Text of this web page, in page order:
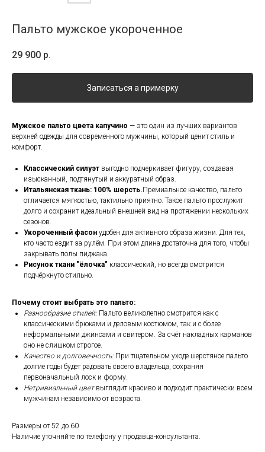
Пальто мужское укороченное
29 900 р.
Записаться а примерку
Мужское пальто цвета капучино — это один из лучших вариантов
верхней одежды для современного мужчины, который ценит стиль и
комфорт.
Классический силуэт выгодно подчеркивает фигуру, создавая
изысканный, подтянутый и аккуратный образ.
Итальянская ткань: 100% шерсть.Премиальное качество, пальто
отличается мягкостью, тактильно приятно. Такое пальто прослужит
долго и сохранит идеальный внешней вид на протяжении нескольких
сезонов.
Укороченный фасон удобен для активного образа жизни. Для тех,
кто часто ездит за рулём. При этом длина достаточна для того, чтобы
закрывать полы пиджака.
Рисунок ткани "ёлочка" классический, но всегда смотрится
подчёркнуто стильно.
Почему стоит выбрать это пальто:
Разнообразие стилей: Пальто великолепно смотрится как с
классическими брюками и деловым костюмом, так и с более
неформальными джинсами и свитером. За счёт накладных карманов
оно не слишком строгое.
Качество и долговечность: При тщательном уходе шерстяное пальто
долгие годы будет радовать своего владельца, сохраняя
первоначальный лоск и форму.
Нетривиальный цветвыглядит красиво и подходит практически всем
мужчинам независимо от возраста.
Размеры от 52 до 60
Наличие уточняйте по телефону у продавца-консультанта.